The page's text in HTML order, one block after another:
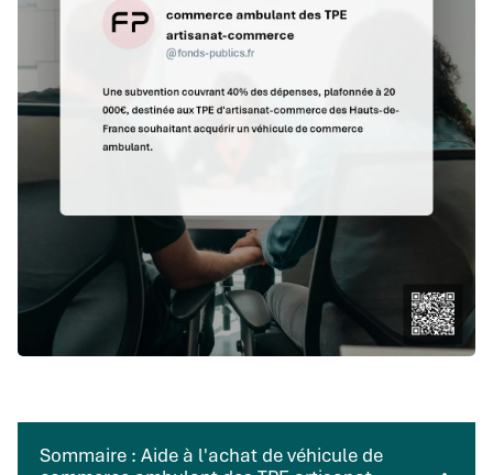
Sommaire : Aide à l'achat de véhicule de